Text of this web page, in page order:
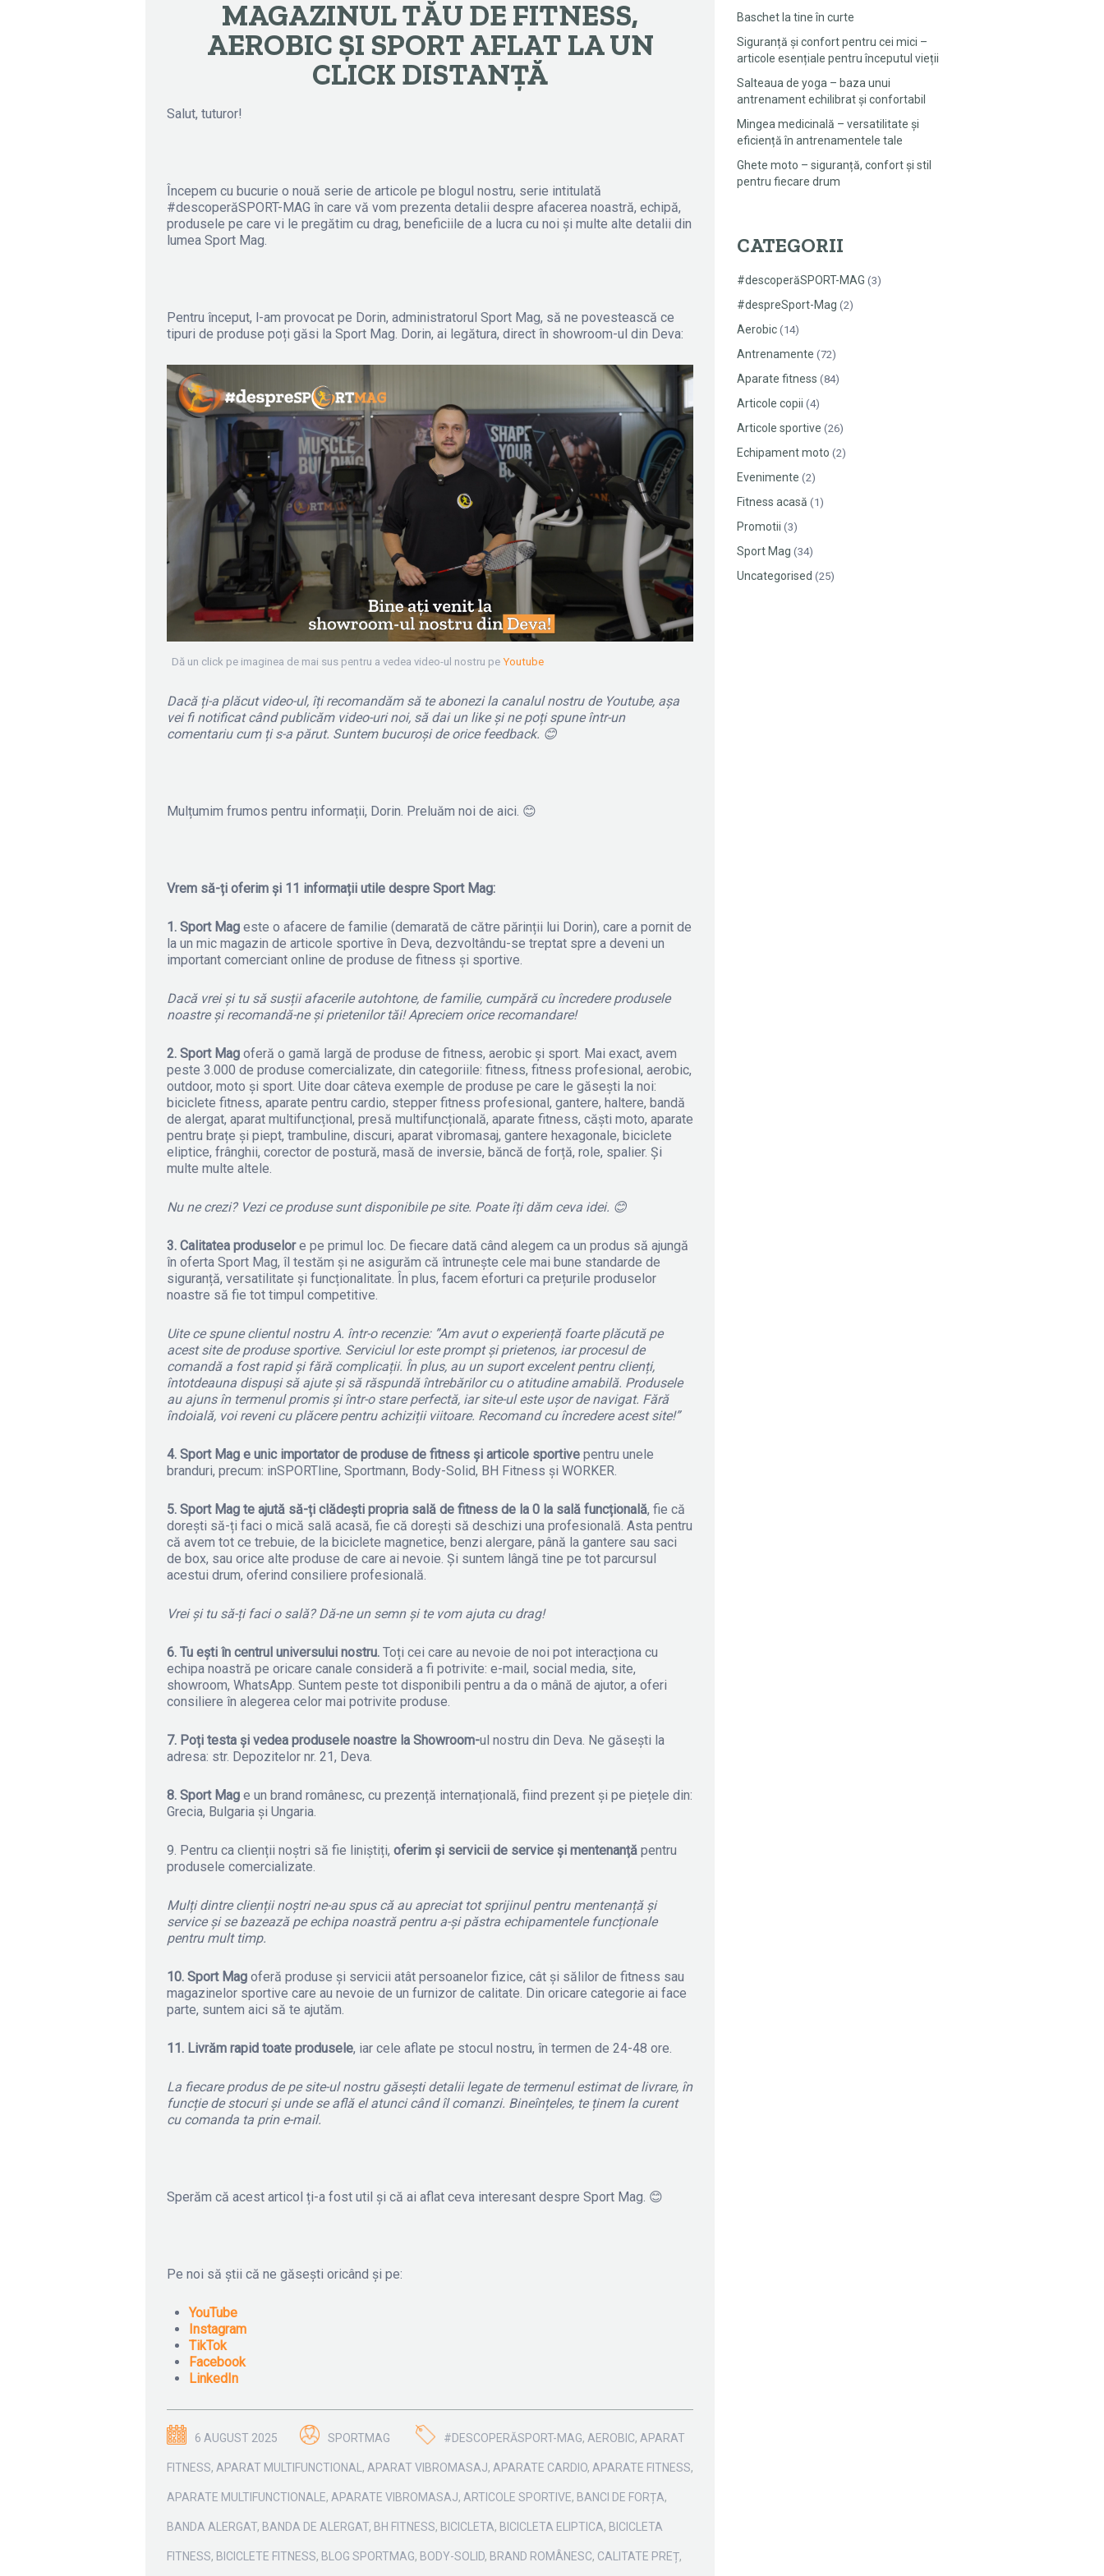
MAGAZINUL TĂU DE FITNESS,
AEROBIC ȘI SPORT AFLAT LA UN
CLICK DISTANȚĂ
Salut, tuturor!
Începem cu bucurie o nouă serie de articole pe blogul nostru, serie intitulată
#descoperăSPORT-MAG în care vă vom prezenta detalii despre afacerea noastră, echipă,
produsele pe care vi le pregătim cu drag, beneficiile de a lucra cu noi și multe alte detalii din
lumea Sport Mag.
Pentru început, l-am provocat pe Dorin, administratorul Sport Mag, să ne povestească ce
tipuri de produse poți găsi la Sport Mag. Dorin, ai legătura, direct în showroom-ul din Deva:
Dă un click pe imaginea de mai sus pentru a vedea video-ul nostru peYoutube
Dacă ți-a plăcut video-ul, îți recomandăm să te abonezi la canalul nostru de Youtube, așa
vei fi notificat când publicăm video-uri noi, să dai un like și ne poți spune într-un
comentariu cum ți s-a părut. Suntem bucuroși de orice feedback. 😊
Mulțumim frumos pentru informații, Dorin. Preluăm noi de aici. 😊
Vrem să-ți oferim și 11 informații utile despre Sport Mag:
1. Sport Mag este o afacere de familie (demarată de către părinții lui Dorin), care a pornit de
la un mic magazin de articole sportive în Deva, dezvoltându-se treptat spre a deveni un
important comerciant online de produse de fitness și sportive.
Dacă vrei și tu să susții afacerile autohtone, de familie, cumpără cu încredere produsele
noastre și recomandă-ne și prietenilor tăi! Apreciem orice recomandare!
2. Sport Mag oferă o gamă largă de produse de fitness, aerobic și sport. Mai exact, avem
peste 3.000 de produse comercializate, din categoriile: fitness, fitness profesional, aerobic,
outdoor, moto și sport. Uite doar câteva exemple de produse pe care le găsești la noi:
biciclete fitness, aparate pentru cardio, stepper fitness profesional, gantere, haltere, bandă
de alergat, aparat multifuncțional, presă multifuncțională, aparate fitness, căști moto, aparate
pentru brațe și piept, trambuline, discuri, aparat vibromasaj, gantere hexagonale, biciclete
eliptice, frânghii, corector de postură, masă de inversie, băncă de forță, role, spalier. Și
multe multe altele.
Nu ne crezi? Vezi ce produse sunt disponibile pe site. Poate îți dăm ceva idei. 😊
3. Calitatea produselore pe primul loc. De fiecare dată când alegem ca un produs să ajungă
în oferta Sport Mag, îl testăm și ne asigurăm că întrunește cele mai bune standarde de
siguranță, versatilitate și funcționalitate. În plus, facem eforturi ca prețurile produselor
noastre să fie tot timpul competitive.
Uite ce spune clientul nostru A. într-o recenzie: ”Am avut o experiență foarte plăcută pe
acest site de produse sportive. Serviciul lor este prompt și prietenos, iar procesul de
comandă a fost rapid și fără complicații. În plus, au un suport excelent pentru clienți,
întotdeauna dispuși să ajute și să răspundă întrebărilor cu o atitudine amabilă. Produsele
au ajuns în termenul promis și într-o stare perfectă, iar site-ul este ușor de navigat. Fără
îndoială, voi reveni cu plăcere pentru achiziții viitoare. Recomand cu încredere acest site!”
4. Sport Mag e unic importator de produse de fitness și articole sportive pentru unele
branduri, precum: inSPORTline, Sportmann, Body-Solid, BH Fitness și WORKER.
5. Sport Mag te ajută să-ți clădești propria sală de fitness de la 0 la sală funcțională, fie că
dorești să-ți faci o mică sală acasă, fie că dorești să deschizi una profesională. Asta pentru
că avem tot ce trebuie, de la biciclete magnetice, benzi alergare, până la gantere sau saci
de box, sau orice alte produse de care ai nevoie. Și suntem lângă tine pe tot parcursul
acestui drum, oferind consiliere profesională.
Vrei și tu să-ți faci o sală? Dă-ne un semn și te vom ajuta cu drag!
6. Tu ești în centrul universului nostru. Toți cei care au nevoie de noi pot interacționa cu
echipa noastră pe oricare canale consideră a fi potrivite: e-mail, social media, site,
showroom, WhatsApp. Suntem peste tot disponibili pentru a da o mână de ajutor, a oferi
consiliere în alegerea celor mai potrivite produse.
7. Poți testa și vedea produsele noastre la Showroom-ul nostru din Deva. Ne găsești la
adresa: str. Depozitelor nr. 21, Deva.
8. Sport Mag e un brand românesc, cu prezență internațională, fiind prezent și pe piețele din:
Grecia, Bulgaria și Ungaria.
9. Pentru ca clienții noștri să fie liniștiți, oferim și servicii de service și mentenanță pentru
produsele comercializate.
Mulți dintre clienții noștri ne-au spus că au apreciat tot sprijinul pentru mentenanță și
service și se bazează pe echipa noastră pentru a-și păstra echipamentele funcționale
pentru mult timp.
10. Sport Mag oferă produse și servicii atât persoanelor fizice, cât și sălilor de fitness sau
magazinelor sportive care au nevoie de un furnizor de calitate. Din oricare categorie ai face
parte, suntem aici să te ajutăm.
11. Livrăm rapid toate produsele, iar cele aflate pe stocul nostru, în termen de 24-48 ore.
La fiecare produs de pe site-ul nostru găsești detalii legate de termenul estimat de livrare, în
funcție de stocuri și unde se află el atunci când îl comanzi. Bineînțeles, te ținem la curent
cu comanda ta prin e-mail.
Sperăm că acest articol ți-a fost util și că ai aflat ceva interesant despre Sport Mag. 😊
Pe noi să știi că ne găsești oricând și pe:
YouTube
Instagram
TikTok
Facebook
LinkedIn
6 AUGUST 2025 SPORTMAG #DESCOPERĂSPORT-MAG, AEROBIC, APARAT
FITNESS, APARAT MULTIFUNCTIONAL, APARAT VIBROMASAJ, APARATE CARDIO, APARATE FITNESS,
APARATE MULTIFUNCTIONALE, APARATE VIBROMASAJ, ARTICOLE SPORTIVE, BANCI DE FORȚA,
BANDA ALERGAT, BANDA DE ALERGAT, BH FITNESS, BICICLETA, BICICLETA ELIPTICA, BICICLETA
FITNESS, BICICLETE FITNESS, BLOG SPORTMAG, BODY-SOLID, BRAND ROMÂNESC, CALITATE PREȚ,
Baschet la tine în curte
Siguranță și confort pentru cei mici –
articole esențiale pentru începutul vieții
Salteaua de yoga – baza unui
antrenament echilibrat și confortabil
Mingea medicinală – versatilitate și
eficiență în antrenamentele tale
Ghete moto – siguranță, confort și stil
pentru fiecare drum
CATEGORII
#descoperăSPORT-MAG (3)
#despreSport-Mag (2)
Aerobic (14)
Antrenamente (72)
Aparate fitness (84)
Articole copii (4)
Articole sportive (26)
Echipament moto (2)
Evenimente (2)
Fitness acasă (1)
Promotii (3)
Sport Mag (34)
Uncategorised (25)